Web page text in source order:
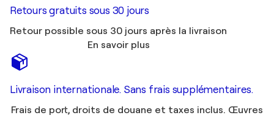
Retours gratuits sous 30 jours
Retour possible sous 30 jours après la livraison
En savoir plus
Livraison internationale. Sans frais supplémentaires.
Frais de port, droits de douane et taxes inclus. Œuvres